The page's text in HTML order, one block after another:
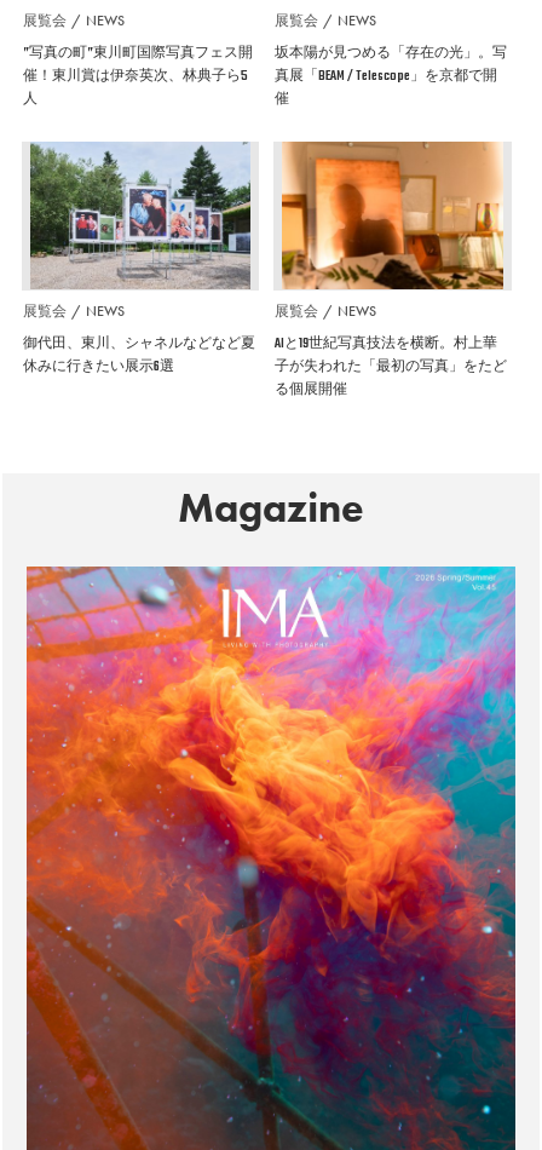
展覧会 NEWS
”写真の町”東川町国際写真フェス開
催！東川賞は伊奈英次、林典子ら5
人
展覧会 NEWS
坂本陽が見つめる「存在の光」。写
真展「BEAM / Telescope」を京都で開
催
展覧会 NEWS
御代田、東川、シャネルなどなど夏
休みに行きたい展示6選
展覧会 NEWS
AIと19世紀写真技法を横断。村上華
子が失われた「最初の写真」をたど
る個展開催
Magazine